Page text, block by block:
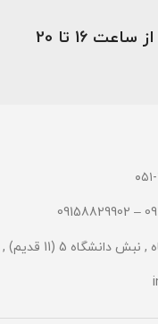
5 (11 قدیم) , طبقه +1